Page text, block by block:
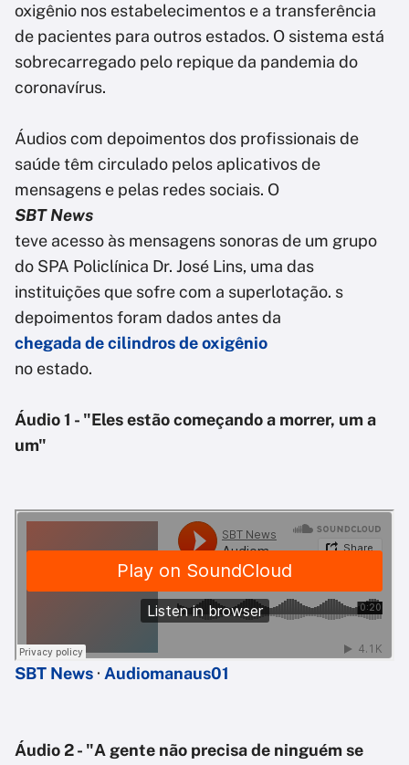
oxigênio nos estabelecimentos e a transferência
de pacientes para outros estados. O sistema está
sobrecarregado pelo repique da pandemia do
coronavírus.
Áudios com depoimentos dos profissionais de
saúde têm circulado pelos aplicativos de
mensagens e pelas redes sociais. O
SBT News
teve acesso às mensagens sonoras de um grupo
do SPA Policlínica Dr. José Lins, uma das
instituições que sofre com a superlotação. s
depoimentos foram dados antes da
chegada de cilindros de oxigênio
no estado.
Áudio 1 - "Eles estão começando a morrer, um a
um"
SBT News · Audiomanaus01
Áudio 2 - "A gente não precisa de ninguém se